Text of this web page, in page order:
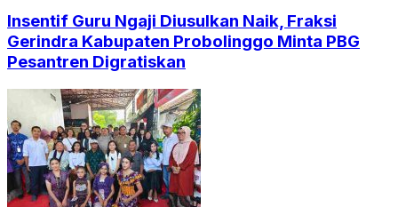
Insentif Guru Ngaji Diusulkan Naik, Fraksi
Gerindra Kabupaten Probolinggo Minta PBG
Pesantren Digratiskan